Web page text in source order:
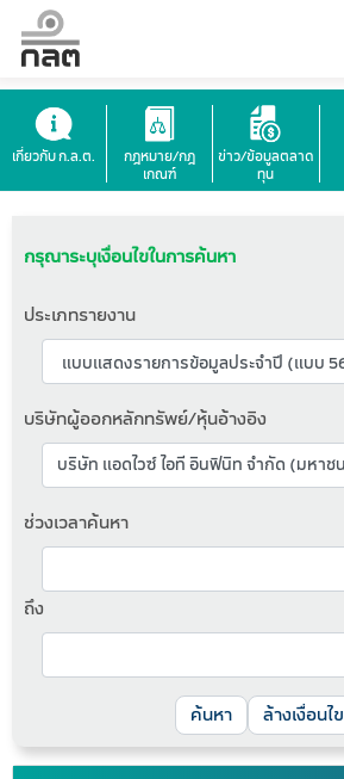
เกี่ยวกับ ก.ล.ต.
กฎหมาย/กฎ
เกณฑ์
ข่าว/ข้อมูลตลาด
ทุน
กรุณาระบุเงื่อนไขในการค้นหา
ประเภทรายงาน
บริษัทผู้ออกหลักทรัพย์/หุ้นอ้างอิง
ช่วงเวลาค้นหา
ถึง
ล้างเงื่อนไข